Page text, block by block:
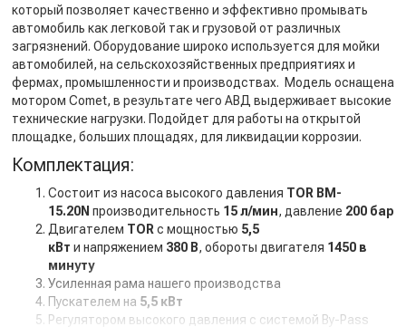
который позволяет качественно и эффективно промывать
автомобиль как легковой так и грузовой от различных
загрязнений. Оборудование широко используется для мойки
автомобилей, на сельскохозяйственных предприятиях и
фермах, промышленности и производствах. Модель оснащена
мотором Comet, в результате чего АВД выдерживает высокие
технические нагрузки. Подойдет для работы на открытой
площадке, больших площадях, для ликвидации коррозии.
Комплектация:
Состоит из насоса высокого давления TOR BM-
15.20N производительность 15 л/мин, давление 200 бар
Двигателем TOR с мощностью 5,5
кВт и напряжением 380 В, обороты двигателя 1450 в
минуту
Усиленная рама нашего производства
Пускателем на 5,5 кВт
Регулятором высокого давления с системой By-Pass